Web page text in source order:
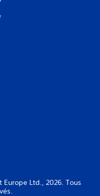
Ltd., 2026. Tous